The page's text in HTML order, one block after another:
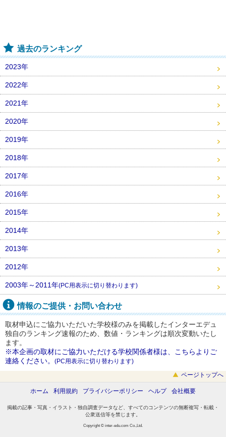
過去のランキング
2023年
2022年
2021年
2020年
2019年
2018年
2017年
2016年
2015年
2014年
2013年
2012年
2003年～2011年(PC用表示に切り替わります)
情報のご提供・お問い合わせ
取材申込にご協力いただいた学校様のみを掲載したインターエデュ
独自のランキング速報のため、数値・ランキングは順次変動いたし
ます。
※本企画の取材にご協力いただける学校関係者様は、こちらよりご
連絡ください。 (PC用表示に切り替わります)
ページトップへ
ホーム 利用規約 プライバシーポリシー ヘルプ 会社概要
掲載の記事・写真・イラスト・独自調査データなど、すべてのコンテンツの無断複写・転載・
公衆送信等を禁じます。
Copyright © inter-edu.com Co.,Ltd.